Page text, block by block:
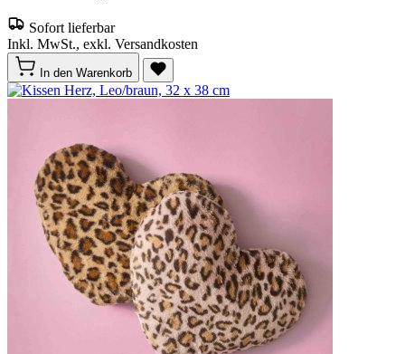
Sofort lieferbar
Inkl. MwSt., exkl. Versandkosten
In den Warenkorb